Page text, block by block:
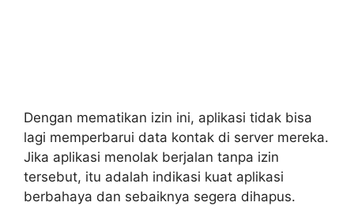
Dengan mematikan izin ini, aplikasi tidak bisa
lagi memperbarui data kontak di server mereka.
Jika aplikasi menolak berjalan tanpa izin
tersebut, itu adalah indikasi kuat aplikasi
berbahaya dan sebaiknya segera dihapus.